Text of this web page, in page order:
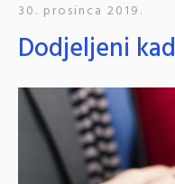
30. prosinca 2019.
Dodjeljeni